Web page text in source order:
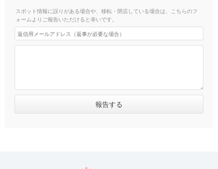
スポット情報に誤りがある場合や、移転・閉店している場合は、こちらのフ
ォームよりご報告いただけると幸いです。